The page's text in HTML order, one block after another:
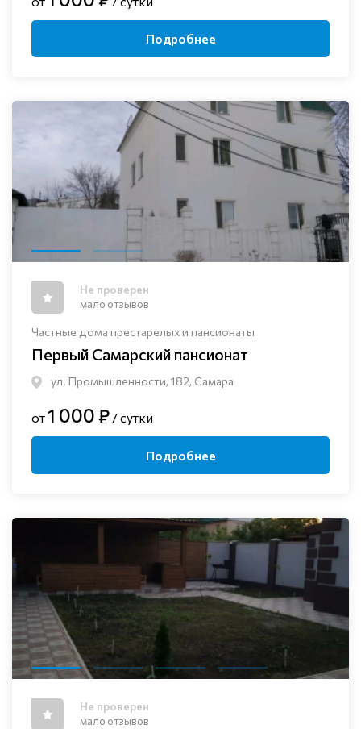
Подробнее
Частные дома престарелых и пансионаты
Первый Самарский пансионат
ул. Промышленности, 182, Самара
Не проверен
мало отзывов
от1 000 ₽ / сутки
Подробнее
Не проверен
мало отзывов